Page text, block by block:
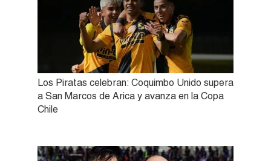
Los Piratas celebran: Coquimbo Unido supera
a San Marcos de Arica y avanza en la Copa
Chile